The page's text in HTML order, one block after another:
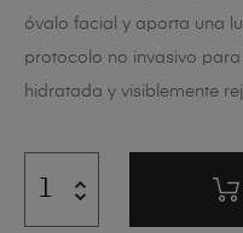
óvalo facial y aporta una
protocolo no invasivo
hidratada y visiblemente